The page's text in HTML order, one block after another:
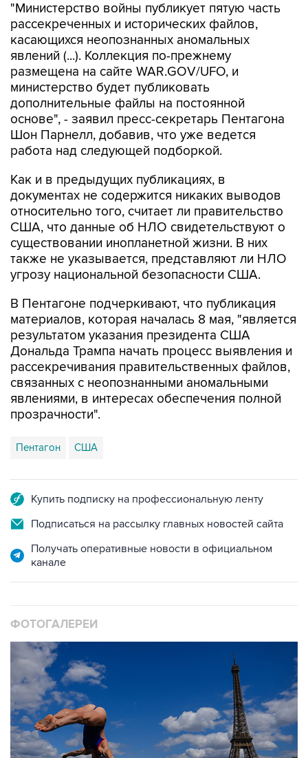
"Министерство войны публикует пятую часть
рассекреченных и исторических файлов,
касающихся неопознанных аномальных
явлений (...). Коллекция по-прежнему
размещена на сайте WAR.GOV/UFO, и
министерство будет публиковать
дополнительные файлы на постоянной
основе", - заявил пресс-секретарь Пентагона
Шон Парнелл, добавив, что уже ведется
работа над следующей подборкой.
Как и в предыдущих публикациях, в
документах не содержится никаких выводов
относительно того, считает ли правительство
США, что данные об НЛО свидетельствуют о
существовании инопланетной жизни. В них
также не указывается, представляют ли НЛО
угрозу национальной безопасности США.
В Пентагоне подчеркивают, что публикация
материалов, которая началась 8 мая, "является
результатом указания президента США
Дональда Трампа начать процесс выявления и
рассекречивания правительственных файлов,
связанных с неопознанными аномальными
явлениями, в интересах обеспечения полной
прозрачности".
Пентагон США
Купить подписку на профессиональную ленту
Подписаться на рассылку главных новостей сайта
Получать оперативные новости в официальном
канале
ФОТОГАЛЕРЕИ